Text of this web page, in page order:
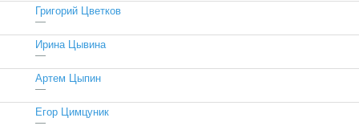
Григорий Цветков
—
Ирина Цывина
—
Артем Цыпин
—
Егор Цимцуник
—